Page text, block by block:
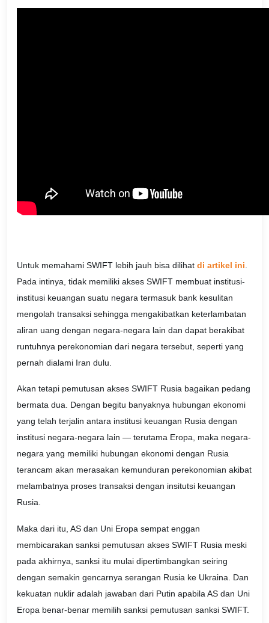
Untuk memahami SWIFT lebih jauh bisa dilihat di artikel ini
Pada intinya, tidak memiliki akses SWIFT membuat institusi-
institusi keuangan suatu negara termasuk bank kesulitan
mengolah transaksi sehingga mengakibatkan keterlambatan
aliran uang dengan negara-negara lain dan dapat berakibat
runtuhnya perekonomian dari negara tersebut, seperti yang
pernah dialami Iran dulu.
Akan tetapi pemutusan akses SWIFT Rusia bagaikan pedang
bermata dua. Dengan begitu banyaknya hubungan ekonomi
yang telah terjalin antara institusi keuangan Rusia dengan
institusi negara-negara lain — terutama Eropa, maka negara-
negara yang memiliki hubungan ekonomi dengan Rusia
terancam akan merasakan kemunduran perekonomian akibat
melambatnya proses transaksi dengan insitutsi keuangan
Rusia.
Maka dari itu, AS dan Uni Eropa sempat enggan
membicarakan sanksi pemutusan akses SWIFT Rusia meski
pada akhirnya, sanksi itu mulai dipertimbangkan seiring
dengan semakin gencarnya serangan Rusia ke Ukraina. Dan
kekuatan nuklir adalah jawaban dari Putin apabila AS dan Uni
Eropa benar-benar memilih sanksi pemutusan sanksi SWIFT.